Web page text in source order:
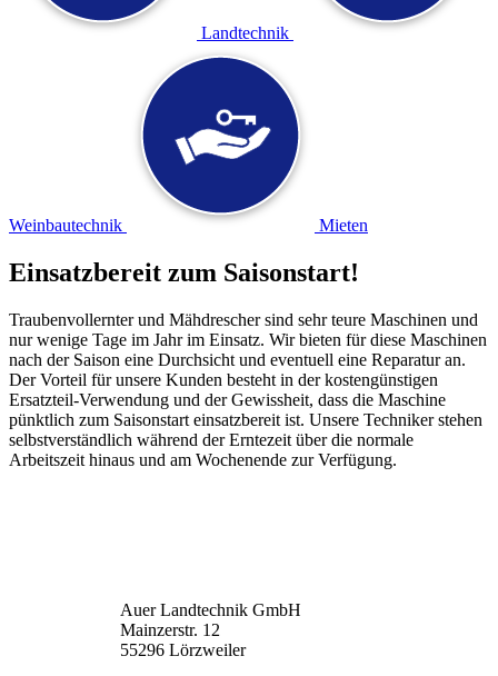
Landtechnik
Weinbautechnik Mieten
Einsatzbereit zum Saisonstart!
Traubenvollernter und Mähdrescher sind sehr teure Maschinen und
nur wenige Tage im Jahr im Einsatz. Wir bieten für diese Maschinen
nach der Saison eine Durchsicht und eventuell eine Reparatur an.
Der Vorteil für unsere Kunden besteht in der kostengünstigen
Ersatzteil-Verwendung und der Gewissheit, dass die Maschine
pünktlich zum Saisonstart einsatzbereit ist. Unsere Techniker stehen
selbstverständlich während der Erntezeit über die normale
Arbeitszeit hinaus und am Wochenende zur Verfügung.
Auer Landtechnik GmbH
Mainzerstr. 12
55296 Lörzweiler